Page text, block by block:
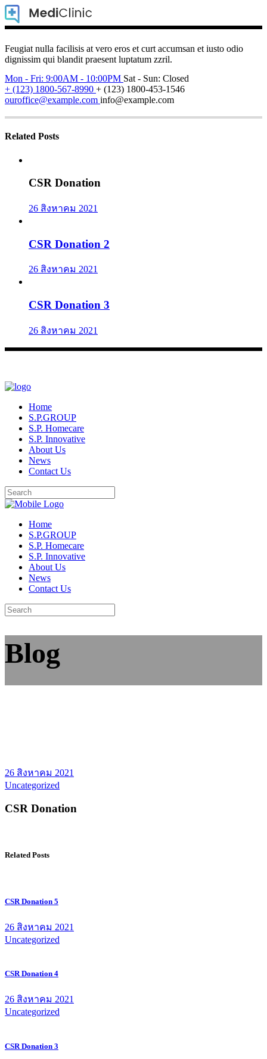
Feugiat nulla facilisis at vero eros et curt accumsan et iusto odio
dignissim qui blandit praesent luptatum zzril.
Mon - Fri: 9:00AM - 10:00PM Sat - Sun: Closed
+ (123) 1800-567-8990 + (123) 1800-453-1546
ouroffice@example.com info@example.com
Related Posts
CSR Donation
26 สิงหาคม 2021
CSR Donation 2
26 สิงหาคม 2021
CSR Donation 3
26 สิงหาคม 2021
Home
S.P.GROUP
S.P. Homecare
S.P. Innovative
About Us
News
Contact Us
Home
S.P.GROUP
S.P. Homecare
S.P. Innovative
About Us
News
Contact Us
Blog
26 สิงหาคม 2021
Uncategorized
CSR Donation
Related Posts
CSR Donation 5
26 สิงหาคม 2021
Uncategorized
CSR Donation 4
26 สิงหาคม 2021
Uncategorized
CSR Donation 3